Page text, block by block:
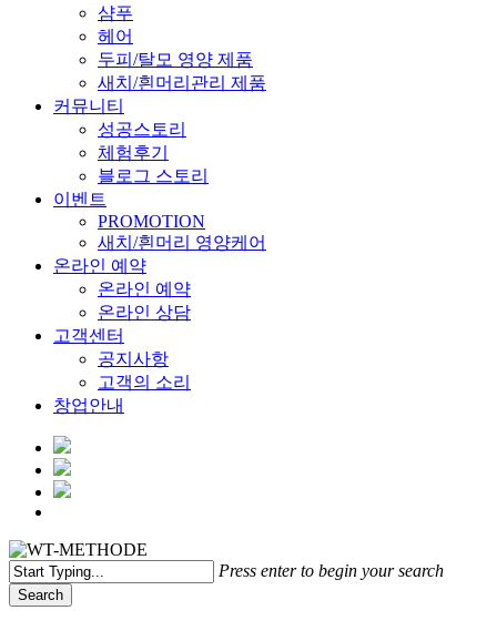
샴푸
헤어
두피/탈모 영양 제품
새치/흰머리관리 제품
커뮤니티
성공스토리
체험후기
블로그 스토리
이벤트
PROMOTION
새치/흰머리 영양케어
온라인 예약
온라인 예약
온라인 상담
고객센터
공지사항
고객의 소리
창업안내
Press enter to begin your search
Search